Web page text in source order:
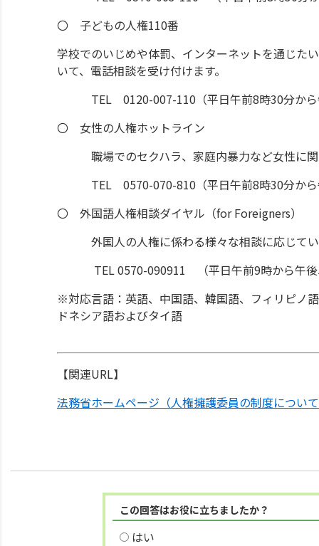
〇 子どもの人権110番
学校でのいじめや体罰、インターネットを通じた
いて、電話相談を受け付けます。
TEL 0120-007-110（平日午前8時30分から
〇 女性の人権ホットライン
職場でのセクハラ、家庭内暴力など女性に関
TEL 0570-070-810（平日午前8時30分から
〇 外国語人権相談ダイヤル（for Foreigners）
外国人の人権に係わる様々な相談に応じてい
TEL 0570-090911 （平日午前9時から午後
※対応言語：英語、中国語、韓国語、フィリピノ
ドネシア語およびタイ語
【関連URL】
法務省ホームページ（人権擁護委員の制度につい
この回答はお役に立ちましたか？
はい